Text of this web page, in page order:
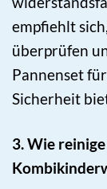
empfiehlt
überprüfen
Pannenset
Sicherheit
3. Wie